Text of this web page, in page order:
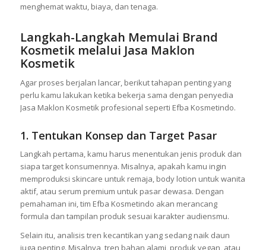
menghemat waktu, biaya, dan tenaga.
Langkah-Langkah Memulai Brand
Kosmetik melalui Jasa Maklon
Kosmetik
Agar proses berjalan lancar, berikut tahapan penting yang
perlu kamu lakukan ketika bekerja sama dengan penyedia
Jasa Maklon Kosmetik profesional seperti Efba Kosmetindo.
1. Tentukan Konsep dan Target Pasar
Langkah pertama, kamu harus menentukan jenis produk dan
siapa target konsumennya. Misalnya, apakah kamu ingin
memproduksi skincare untuk remaja, body lotion untuk wanita
aktif, atau serum premium untuk pasar dewasa. Dengan
pemahaman ini, tim Efba Kosmetindo akan merancang
formula dan tampilan produk sesuai karakter audiensmu.
Selain itu, analisis tren kecantikan yang sedang naik daun
juga penting. Misalnya, tren bahan alami, produk vegan, atau